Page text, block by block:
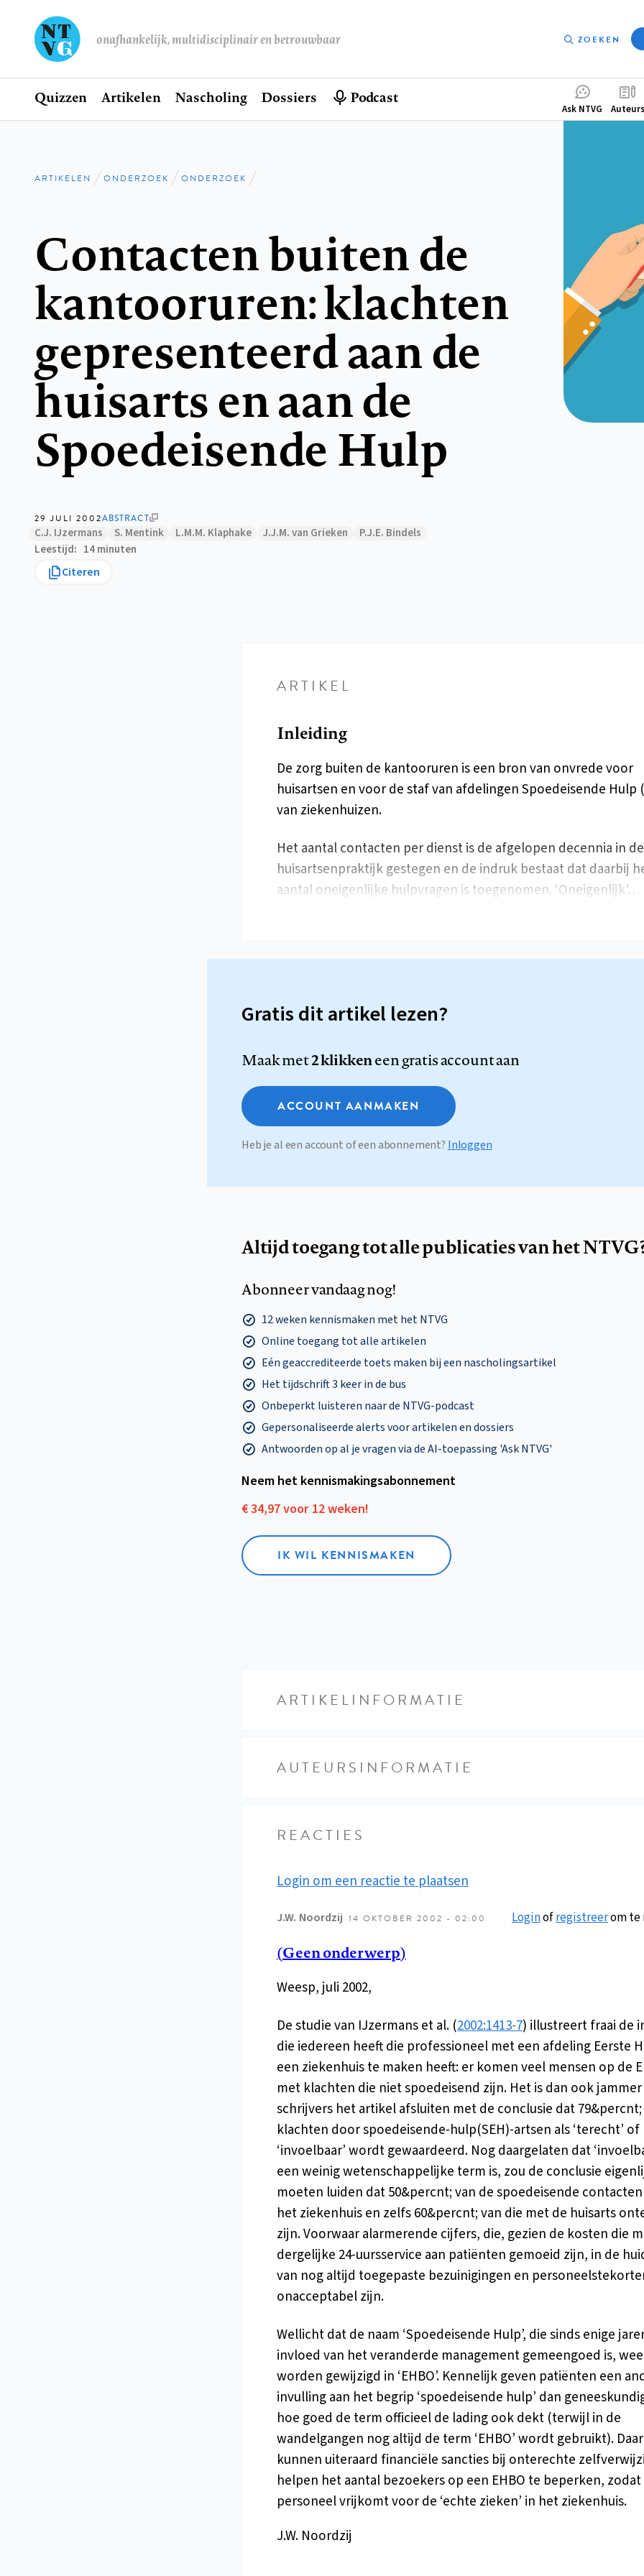
onafhankelijk, multidisciplinair en betrouwbaar ZOEKEN
Hoofdnavigatie
Home
Quizzen Artikelen Nascholing Dossiers Podcast
Ask NTVG Auteurs
Kruimelpad
ARTIKELEN ONDERZOEK ONDERZOEK
Contacten buiten de
kantooruren: klachten
gepresenteerd aan de
huisarts en aan de
Spoedeisende Hulp
29 JULI 2002ABSTRACT
C.J. IJzermans S. Mentink L.M.M. Klaphake J.J.M. van Grieken
P.J.E. Bindels
Leestijd
14 minuten
Citeren
ARTIKEL
Inleiding
De zorg buiten de kantooruren is een bron van onvrede voor
huisartsen en voor de staf van afdelingen Spoedeisende Hulp
van ziekenhuizen.
Het aantal contacten per dienst is de afgelopen decennia in de
huisartsenpraktijk gestegen en de indruk bestaat dat daarbij
aantal oneigenlijke hulpvragen is toegenomen. ‘Oneigenlijk’…
Gratis dit artikel lezen?
Maak met2 klikkeneen gratis account aan
ACCOUNT AANMAKEN
Heb je al een account of een abonnement? Inloggen
Altijd toegang tot alle publicaties van het
Abonneer vandaag nog!
12 weken kennismaken met het NTVG
Online toegang tot alle artikelen
Eén geaccrediteerde toets maken bij een nascholingsartikel
Het tijdschrift 3 keer in de bus
Onbeperkt luisteren naar de NTVG-podcast
Gepersonaliseerde alerts voor artikelen en dossiers
Antwoorden op al je vragen via de AI-toepassing 'Ask NTVG'
Neem het kennismakings­abonnement
€ 34,97 voor 12 weken!
IK WIL KENNISMAKEN
ARTIKELINFORMATIE
AUTEURSINFORMATIE
REACTIES
Login om een reactie te plaatsen
J.W. Noordzij 14 OKTOBER 2002 - 02:00 Loginofregistreerom te
(Geen onderwerp)
Weesp, juli 2002,
De studie van IJzermans et al. (2002:1413-7) illustreert fraai de
die iedereen heeft die professioneel met een afdeling Eerste
een ziekenhuis te maken heeft: er komen veel mensen op de
met klachten die niet spoedeisend zijn. Het is dan ook
schrijvers het artikel afsluiten met de conclusie dat
klachten door spoedeisende-hulp(SEH)-artsen als ‘terecht’ of
‘invoelbaar’ wordt gewaardeerd. Nog daargelaten dat
een weinig wetenschappelijke term is, zou de conclusie
moeten luiden dat 50&percnt; van de spoedeisende
het ziekenhuis en zelfs 60&percnt; van die met de huisarts
zijn. Voorwaar alarmerende cijfers, die, gezien de kosten die
dergelijke 24-uursservice aan patiënten gemoeid zijn, in de
van nog altijd toegepaste bezuinigingen en
onacceptabel zijn.
Wellicht dat de naam ‘Spoedeisende Hulp’, die sinds enige
invloed van het veranderde management gemeengoed is,
worden gewijzigd in ‘EHBO’. Kennelijk geven patiënten een
invulling aan het begrip ‘spoedeisende hulp’ dan
hoe goed de term officieel de lading ook dekt (terwijl in de
wandelgangen nog altijd de term ‘EHBO’ wordt gebruikt).
kunnen uiteraard financiële sancties bij onterechte
helpen het aantal bezoekers op een EHBO te beperken,
personeel vrijkomt voor de ‘echte zieken’ in het ziekenhuis.
J.W. Noordzij